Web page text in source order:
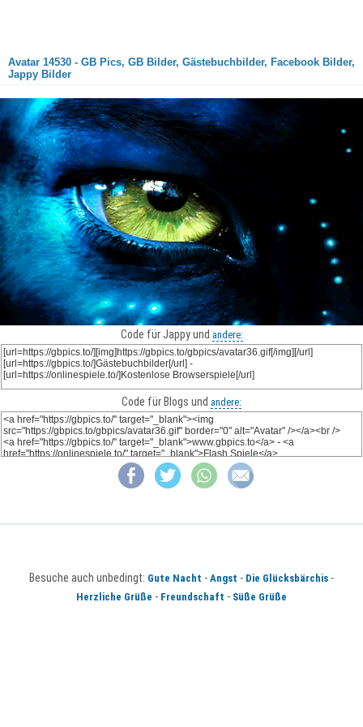
Avatar 14530 - GB Pics, GB Bilder, Gästebuchbilder, Facebook Bilder,
Jappy Bilder
Code für Jappy und andere:
Code für Blogs und andere:
Besuche auch unbedingt: Gute Nacht - Angst - Die Glücksbärchis -
Herzliche Grüße - Freundschaft - Süße Grüße